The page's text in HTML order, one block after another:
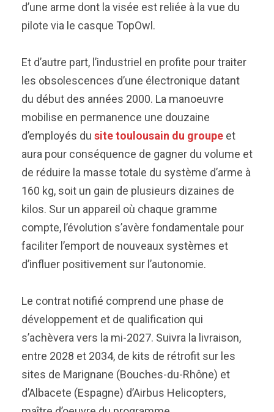
d’une arme dont la visée est reliée à la vue du
pilote via le casque TopOwl.
Et d’autre part, l’industriel en profite pour traiter
les obsolescences d’une électronique datant
du début des années 2000. La manoeuvre
mobilise en permanence une douzaine
d’employés du site toulousain du groupe et
aura pour conséquence de gagner du volume et
de réduire la masse totale du système d’arme à
160 kg, soit un gain de plusieurs dizaines de
kilos. Sur un appareil où chaque gramme
compte, l’évolution s’avère fondamentale pour
faciliter l’emport de nouveaux systèmes et
d’influer positivement sur l’autonomie.
Le contrat notifié comprend une phase de
développement et de qualification qui
s’achèvera vers la mi-2027. Suivra la livraison,
entre 2028 et 2034, de kits de rétrofit sur les
sites de Marignane (Bouches-du-Rhône) et
d’Albacete (Espagne) d’Airbus Helicopters,